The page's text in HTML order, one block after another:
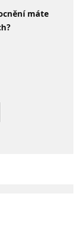
máte